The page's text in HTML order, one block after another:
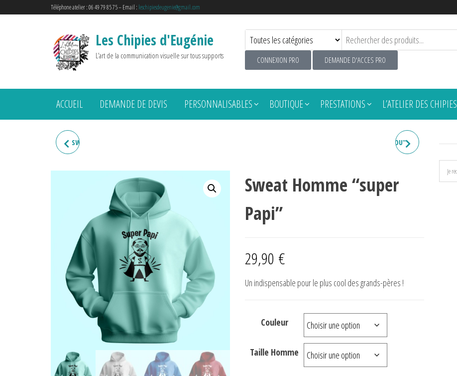
Téléphone atelier : 06 49 79 85 75 – Email : leschipiesdeugenie@gmail.com
Les Chipies d'Eugénie
L’art de la communication visuelle sur tous supports CONNEXION PRO DEMANDE D'ACCES PRO
ACCUEIL DEMANDE DE DEVIS PERSONNALISABLES BOUTIQUE PRESTATIONS L’ATELIER DES CHIPIES
SWEAT HOMME "PAPA PÂTE" SWEAT HOMME "TA MAL OU"
Sweat Homme “super
Papi”
29,90 €
Un indispensable pour le plus cool des grands-pères !
Couleur
Taille Homme